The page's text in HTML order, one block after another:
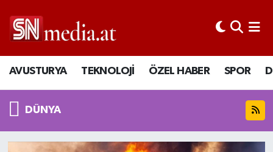
AVUSTURYA TEKNOLOJİ ÖZEL HABER SPOR
DÜNYA